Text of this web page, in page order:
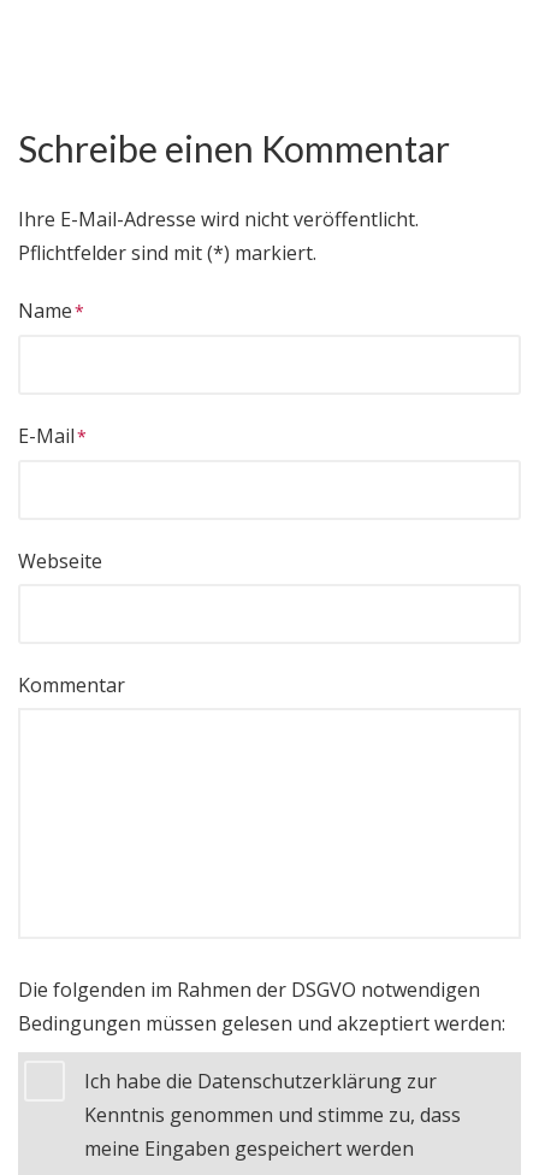
Schreibe einen Kommentar
Ihre E-Mail-Adresse wird nicht veröffentlicht.
Pflichtfelder sind mit (*) markiert.
Name
E-Mail
Webseite
Kommentar
Die folgenden im Rahmen der DSGVO notwendigen
Bedingungen müssen gelesen und akzeptiert werden:
Ich habe die Datenschutzerklärung zur
Kenntnis genommen und stimme zu, dass
meine Eingaben gespeichert werden